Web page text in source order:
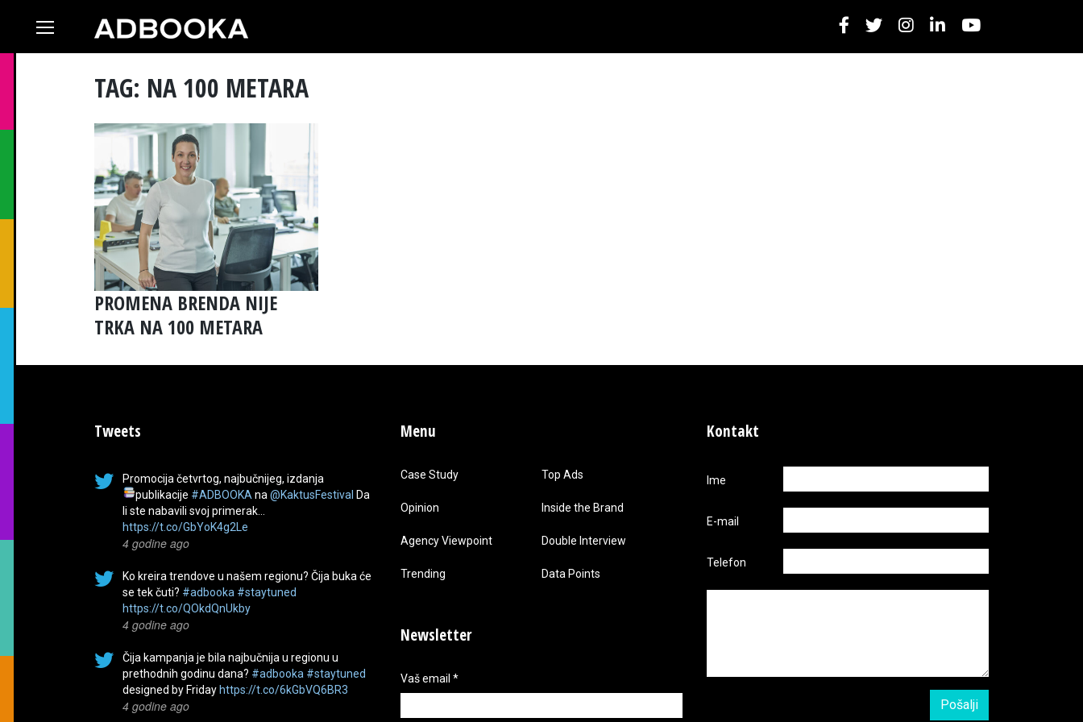
TAG: NA 100 METARA
PROMENA BRENDA NIJE
TRKA NA 100 METARA
Tweets
Promocija četvrtog, najbučnijeg, izdanja
publikacije #ADBOOKA na @KaktusFestival Da
li ste nabavili svoj primerak…
https://t.co/GbYoK4g2Le
4 godine ago
Ko kreira trendove u našem regionu? Čija buka će
se tek čuti? #adbooka #staytuned
https://t.co/QOkdQnUkby
4 godine ago
Čija kampanja je bila najbučnija u regionu u
prethodnih godinu dana? #adbooka #staytuned
designed by Friday https://t.co/6kGbVQ6BR3
4 godine ago
Menu
Case Study Top Ads
Opinion Inside the Brand
Agency Viewpoint Double Interview
Trending Data Points
Newsletter
Vaš email *
Kontakt
Ime
E-mail
Telefon